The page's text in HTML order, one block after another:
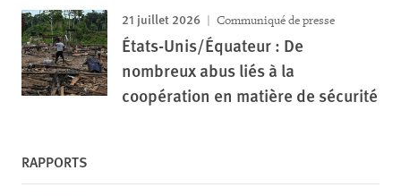
21 juillet 2026 Communiqué de presse
États-Unis/Équateur : De
nombreux abus liés à la
coopération en matière de sécurité
RAPPORTS